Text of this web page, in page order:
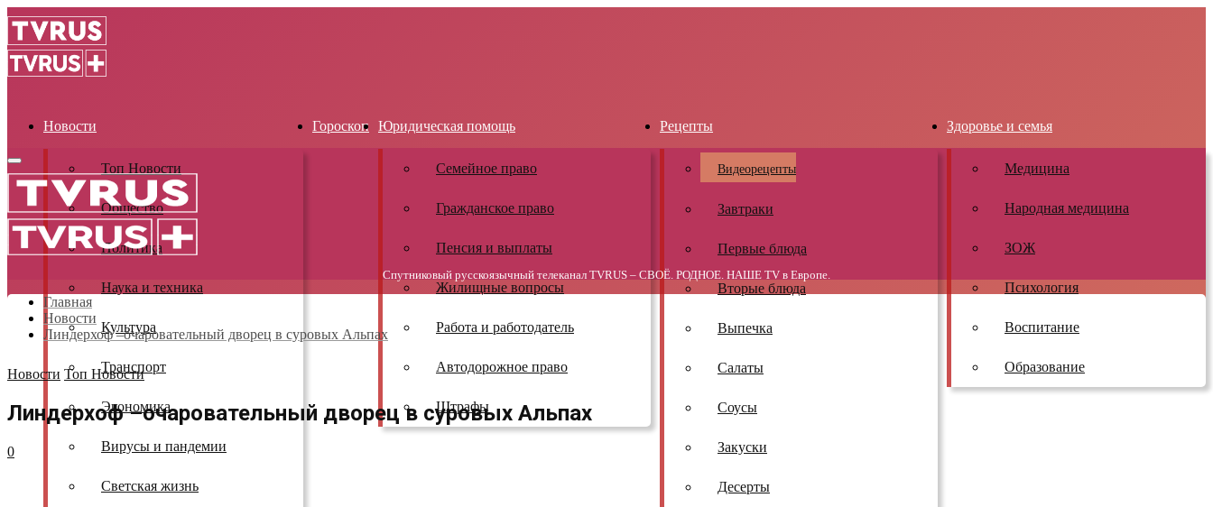
Новости
Топ Новости
Общество
Политика
Наука и техника
Культура
Транспорт
Экономика
Вирусы и пандемии
Светская жизнь
Гороскоп Юридическая помощь
Семейное право
Гражданское право
Пенсия и выплаты
Жилищные вопросы
Работа и работодатель
Автодорожное право
Штрафы
Рецепты
Видеорецепты
Завтраки
Первые блюда
Вторые блюда
Выпечка
Салаты
Соусы
Закуски
Десерты
Здоровье и семья
Медицина
Народная медицина
ЗОЖ
Психология
Воспитание
Образование
Primary
Menu
Спутниковый русскоязычный телеканал TVRUS – СВОЁ. РОДНОЕ. НАШЕ TV в Европе.
Главная
Новости
Линдерхоф –очаровательный дворец в суровых Альпах
Новости Топ Новости
Линдерхоф –очаровательный дворец в суровых Альпах
0